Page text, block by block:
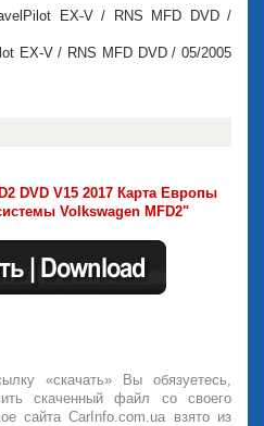
EX-V / RNS MFD DVD /
EX-V / RNS MFD DVD / 05/2005
DVD V15 2017 Карта Европы
Volkswagen MFD2"
«скачать» Вы обязуетесь,
скаченный файл со своего
сайта CarInfo.com.ua взято из